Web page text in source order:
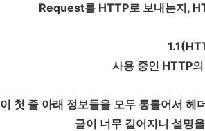
Request를 HTTP로 보내는지,
사용 중인 HTTP
이 첫 줄 아래 정보들을 모두 통틀어서
글이 너무 길어지니 설명